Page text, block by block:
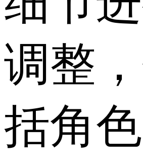
调整
括角